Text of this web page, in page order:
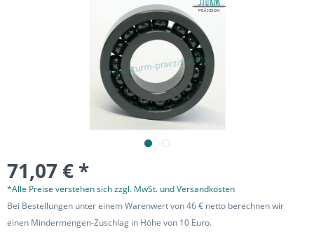
71,07 € *
*Alle Preise verstehen sich zzgl. MwSt. und Versandkosten
Bei Bestellungen unter einem Warenwert von 46 € netto berechnen wir
einen Mindermengen-Zuschlag in Höhe von 10 Euro.